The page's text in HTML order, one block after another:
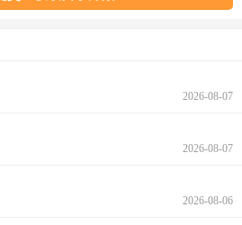
2026-08-07
2026-08-07
2026-08-06